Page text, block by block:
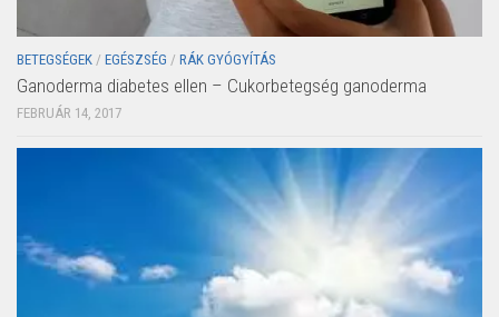
BETEGSÉGEK / EGÉSZSÉG / RÁK GYÓGYÍTÁS
Ganoderma diabetes ellen – Cukorbetegség ganoderma
FEBRUÁR 14, 2017